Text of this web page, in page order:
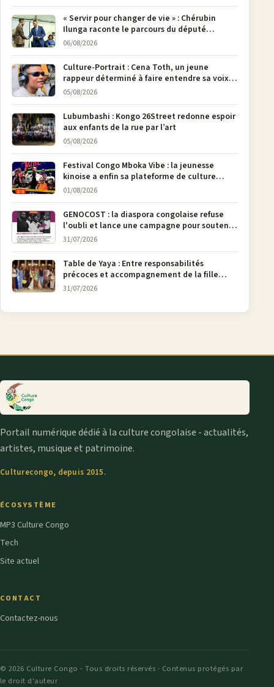
« Servir pour changer de vie » : Chérubin
Ilunga raconte le parcours du député
national Jethro Muyombi Tshimbu en 137
06/08/2026
Culture-Portrait : Cena Toth, un jeune
rappeur déterminé à faire entendre sa voix à
Bunia
05/08/2026
Lubumbashi : Kongo 26Street redonne espoir
aux enfants de la rue par l’art
05/08/2026
Festival Congo Mboka Vibe : la jeunesse
kinoise a enfin sa plateforme de culture
urbaine
01/08/2026
GENOCOST : la diaspora congolaise refuse
l'oubli et lance une campagne pour soutenir
la pétition FONAREV depuis Bruxelles
31/07/2026
Table de Yaya : Entre responsabilités
précoces et accompagnement de la fille
aînée, la diaspora en débat
31/07/2026
Portail numérique dédié à la culture congolaise - actualités,
artistes, musique et patrimoine.
Culturecongo, depuis 2015.
ÉCOSYSTÈME
MP3 Culture Congo
Tech
Site actuel
CONTACT
Contactez-nous
© 2026 Culture Congo - Tous droits réservés · Contenus protégés par
le droit d'auteur